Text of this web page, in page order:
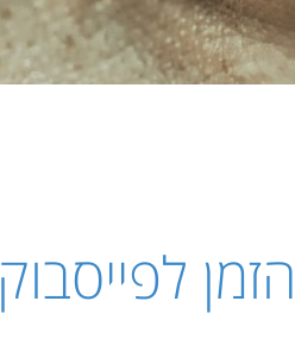
לפייסבוק